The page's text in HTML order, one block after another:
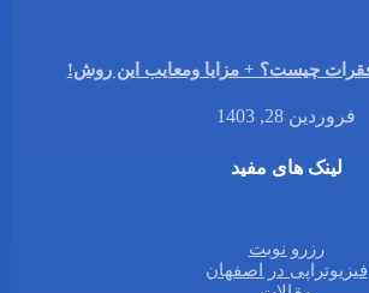
چیست؟ + مزایا ومعایب این روش!
فروردین 28, 1403
لینک های مفید
رزرو نوبت
فیزیوتراپی در اصفهان